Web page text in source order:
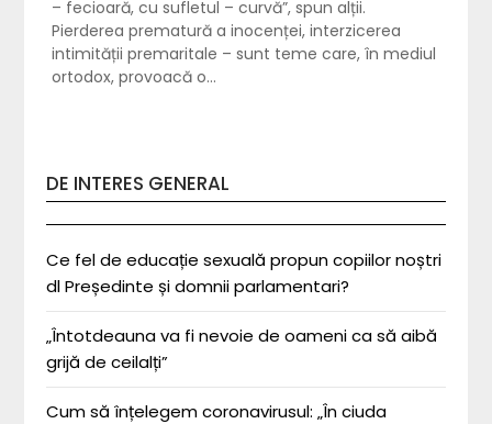
– fecioară, cu sufletul – curvă”, spun alții.
Pierderea prematură a inocenței, interzicerea
intimității premaritale – sunt teme care, în mediul
ortodox, provoacă o…
DE INTERES GENERAL
Ce fel de educație sexuală propun copiilor noștri
dl Președinte și domnii parlamentari?
„Întotdeauna va fi nevoie de oameni ca să aibă
grijă de ceilalți”
Cum să înțelegem coronavirusul: „În ciuda